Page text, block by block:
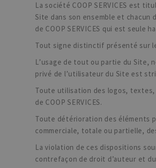
La société COOP SERVICES est
Site dans son ensemble et
de COOP SERVICES qui est
Tout signe distinctif présenté sur
L’usage de tout ou partie du Site,
privé de l’utilisateur du Site est
Toute utilisation des logos, textes,
de COOP SERVICES.
Toute détérioration des éléments
commerciale, totale ou partielle,
La violation de ces dispositions
contrefaçon de droit d’auteur et